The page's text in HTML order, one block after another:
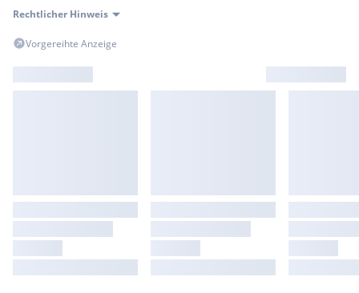
Rechtlicher Hinweis
Vorgereihte Anzeige